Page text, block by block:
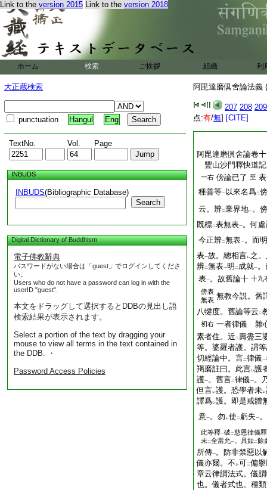
Link to the version 2015 Link to the version 2018
ホーム 検索 ご挨拶 組織 利
大正蔵検索
punctuation Hangul Eng
TextNo. Vol. Page
INBUDS
INBUDS(Bibliographic Database)
Search
Digital Dictionary of Buddhism
電子佛教辭典
パスワードがない場合は「guest」でログインしてくださ
い。
Users who do not have a password can log in with the
userID "guest".
本文をドラッグして選択するとDDBの見出し語
検索結果が表示されます。
Select a portion of the text by dragging your
mouse to view all terms in the text contained in
the DDB. ・
Password Access Policies
阿毘達磨倶舍論法義
207 208 209
点:有/無] [CITE]
許。通詞未 成 レ釋
通。故無 簡別
業有無一。而依 二業成
相達
。何
業。由
性
阿毘達磨倶舍論法
阿毘達磨倶舍論卷
豐山沙門釋快道
一右 傍論已了 至
種善等一 以來名爲二
云。辨二業界地一。
既標二表無表一。何
今正辨二無表一。而明
表一故。總相言レ之
辨二無表一明 二 成就一
表一。故舊論十 十九
傍表
無表 無教今説。舊
八犍度。舊論等云 二
初右 一者律儀 雜
素者住。近 二壽盡三
等。婆羅者護。謂
切經論中。言二律儀一
羯磨註曰。此言レ護
護一。舊言二律儀一。
但言レ護。恐學者未レ
譯爲レ護。即是戒體
意一。勿 レ使 二 虧失一
此等釋一破 二慈恩律儀釋
未二全當允一 。具如 二餘
所傳一。防非禁惡以
儀亦爾。不 レ可三偏
章云律謂法式。儀
也。儀者式也。種